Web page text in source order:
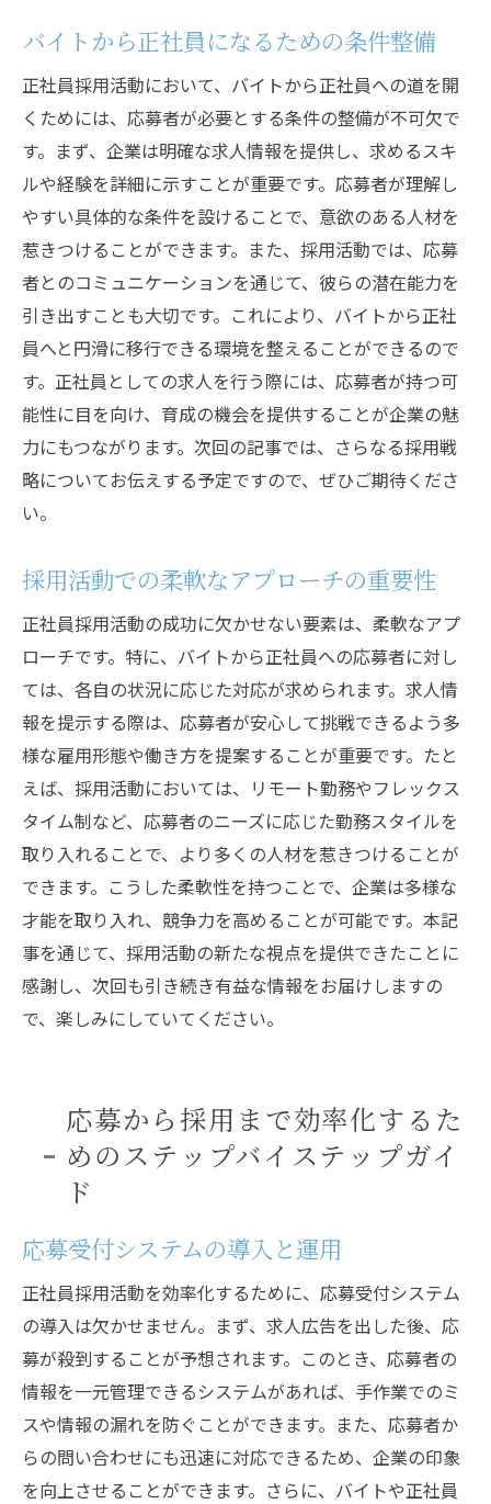
バイトから正社員になるための条件整備
正社員採用活動において、バイトから正社員への道を開
くためには、応募者が必要とする条件の整備が不可欠で
す。まず、企業は明確な求人情報を提供し、求めるスキ
ルや経験を詳細に示すことが重要です。応募者が理解し
やすい具体的な条件を設けることで、意欲のある人材を
惹きつけることができます。また、採用活動では、応募
者とのコミュニケーションを通じて、彼らの潜在能力を
引き出すことも大切です。これにより、バイトから正社
員へと円滑に移行できる環境を整えることができるので
す。正社員としての求人を行う際には、応募者が持つ可
能性に目を向け、育成の機会を提供することが企業の魅
力にもつながります。次回の記事では、さらなる採用戦
略についてお伝えする予定ですので、ぜひご期待くださ
い。
採用活動での柔軟なアプローチの重要性
正社員採用活動の成功に欠かせない要素は、柔軟なアプ
ローチです。特に、バイトから正社員への応募者に対し
ては、各自の状況に応じた対応が求められます。求人情
報を提示する際は、応募者が安心して挑戦できるよう多
様な雇用形態や働き方を提案することが重要です。たと
えば、採用活動においては、リモート勤務やフレックス
タイム制など、応募者のニーズに応じた勤務スタイルを
取り入れることで、より多くの人材を惹きつけることが
できます。こうした柔軟性を持つことで、企業は多様な
才能を取り入れ、競争力を高めることが可能です。本記
事を通じて、採用活動の新たな視点を提供できたことに
感謝し、次回も引き続き有益な情報をお届けしますの
で、楽しみにしていてください。
応募から採用まで効率化するた
めのステップバイステップガイ
ド
応募受付システムの導入と運用
正社員採用活動を効率化するために、応募受付システム
の導入は欠かせません。まず、求人広告を出した後、応
募が殺到することが予想されます。このとき、応募者の
情報を一元管理できるシステムがあれば、手作業でのミ
スや情報の漏れを防ぐことができます。また、応募者か
らの問い合わせにも迅速に対応できるため、企業の印象
を向上させることができます。さらに、バイトや正社員